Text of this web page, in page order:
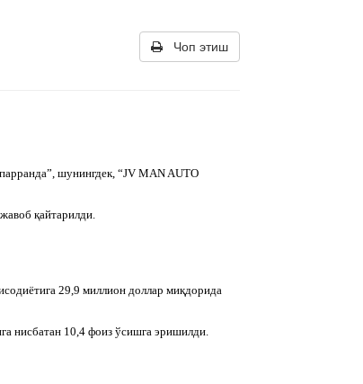
Чоп этиш
шунингдек, “JV MAN AUTO
қайтарилди.
29,9 миллион доллар миқдорида
нисбатан 10,4 фоиз ўсишга эришилди.